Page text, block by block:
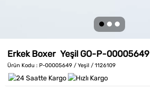
Erkek Boxer Yeşil GO-P-00005649
Ürün Kodu : P-00005649 / Yeşil / 1126109